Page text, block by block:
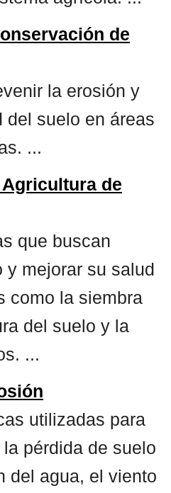
de
la erosión y
del suelo en áreas
...
de
que buscan
y mejorar su salud
como la siembra
del suelo y la
...
utilizadas para
pérdida de suelo
del agua, el viento